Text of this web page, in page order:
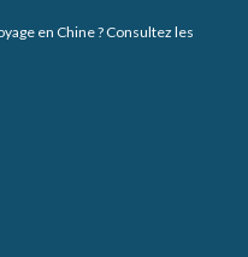
en Chine ? Consultez les